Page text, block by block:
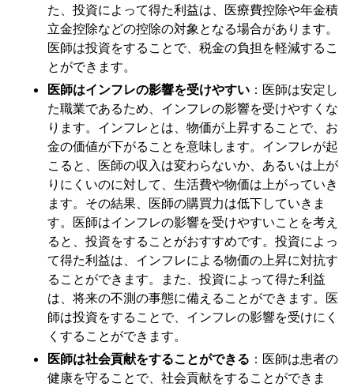
た、投資によって得た利益は、医療費控除や年金積
立金控除などの控除の対象となる場合があります。
医師は投資をすることで、税金の負担を軽減するこ
とができます。
医師はインフレの影響を受けやすい ：医師は安定し
た職業であるため、インフレの影響を受けやすくな
ります。インフレとは、物価が上昇することで、お
金の価値が下がることを意味します。インフレが起
こると、医師の収入は変わらないか、あるいは上が
りにくいのに対して、生活費や物価は上がっていき
ます。その結果、医師の購買力は低下していきま
す。医師はインフレの影響を受けやすいことを考え
ると、投資をすることがおすすめです。投資によっ
て得た利益は、インフレによる物価の上昇に対抗す
ることができます。また、投資によって得た利益
は、将来の不測の事態に備えることができます。医
師は投資をすることで、インフレの影響を受けにく
くすることができます。
医師は社会貢献をすることができる ：医師は患者の
健康を守ることで、社会貢献をすることができま